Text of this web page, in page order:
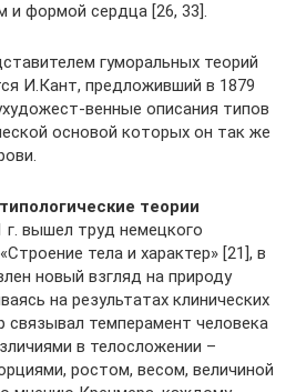
и формой сердца [26, 33].
гуморальных теорий
И.Кант, предложивший в 1879
венные описания типов
основой которых он так же
теории
г. вышел труд немецкого
тела и характер» [21], в
новый взгляд на природу
на результатах клинических
связывал темперамент человека
в телосложении –
ростом, весом, величиной